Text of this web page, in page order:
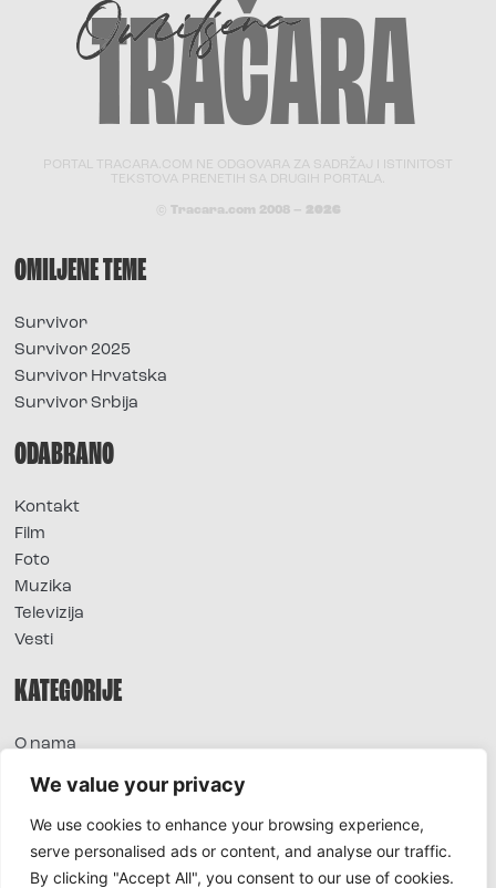
We value your privacy
We use cookies to enhance your browsing experience,
serve personalised ads or content, and analyse our traffic.
By clicking "Accept All", you consent to our use of cookies.
PORTAL TRACARA.COM NE ODGOVARA ZA SADRŽAJ I ISTINITOST
TEKSTOVA PRENETIH SA DRUGIH PORTALA.
© Tracara.com 2008 – 2026
OMILJENE TEME
Survivor
Survivor 2025
Survivor Hrvatska
Survivor Srbija
ODABRANO
Kontakt
Film
Foto
Muzika
Televizija
Vesti
KATEGORIJE
O nama
Extra
Foto
Moda
TV